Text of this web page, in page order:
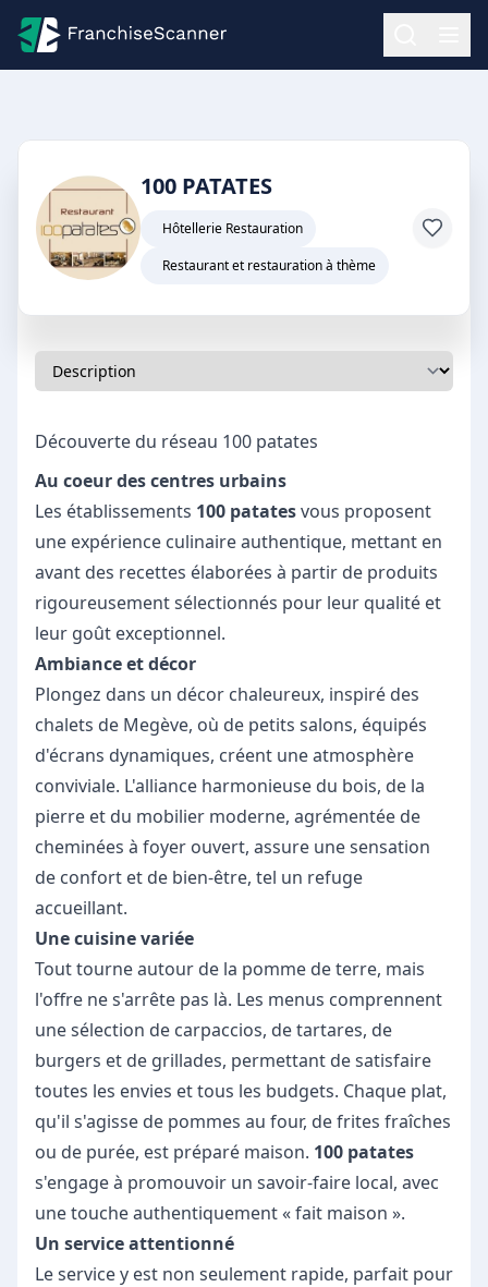
100 PATATES
Hôtellerie Restauration
Restaurant et restauration à thème
Découverte du réseau 100 patates
Au coeur des centres urbains
Les établissements 100 patatesvous proposent
une expérience culinaire authentique, mettant en
avant des recettes élaborées à partir de produits
rigoureusement sélectionnés pour leur qualité et
leur goût exceptionnel.
Ambiance et décor
Plongez dans un décor chaleureux, inspiré des
chalets de Megève, où de petits salons, équipés
d'écrans dynamiques, créent une atmosphère
conviviale. L'alliance harmonieuse du bois, de la
pierre et du mobilier moderne, agrémentée de
cheminées à foyer ouvert, assure une sensation
de confort et de bien-être, tel un refuge
accueillant.
Une cuisine variée
Tout tourne autour de la pomme de terre, mais
l'offre ne s'arrête pas là. Les menus comprennent
une sélection de carpaccios, de tartares, de
burgers et de grillades, permettant de satisfaire
toutes les envies et tous les budgets. Chaque plat,
qu'il s'agisse de pommes au four, de frites fraîches
ou de purée, est préparé maison. 100 patates
s'engage à promouvoir un savoir-faire local, avec
une touche authentiquement « fait maison ».
Un service attentionné
Le service y est non seulement rapide, parfait pour